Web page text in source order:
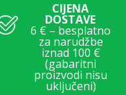
CIJENA
DOSTAVE
6 € – besplatno
za narudžbe
iznad 100 €
(gabaritni
proizvodi nisu
uključeni)